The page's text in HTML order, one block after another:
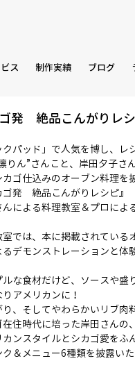
ス 制作実績 ブログ
ゴ発 絶品こんがり
クパッド」で人気を博し、
りん”さんこと、岸田夕子さん
カゴ仕込みのオーブン料理を
ゴ発　絶品こんがりレシピ』
んによる料理教室＆プロによ
室では、本に掲載されている
デモンストレーションと体
ルな食材だけど、ソースや盛
りアメリカンに！
り、そしてやわらかいリブ肉
住時代に培った岸田さんの、
カンスタイルとシカゴ愛をふ
ク＆メニュー6種類を披露いた